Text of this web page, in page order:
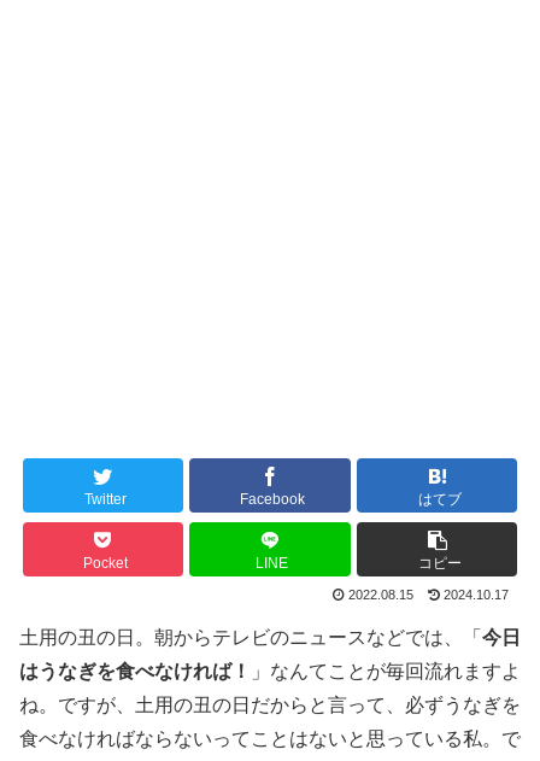
Twitter Facebook はてブ
Pocket LINE コピー
2022.08.15 2024.10.17
土用の丑の日。朝からテレビのニュースなどでは、「 今日
はうなぎを食べなければ！
」なんてことが毎回流れますよ
ね。ですが、土用の丑の日だからと言って、必ずうなぎを
食べなければならないってことはないと思っている私。で